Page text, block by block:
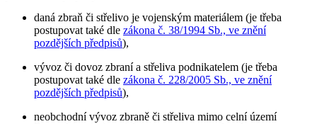
daná zbraň či střelivo je vojenským materiálem (je třeba
postupovat také dle zákona č. 38/1994 Sb., ve znění
pozdějších předpisů),
vývoz či dovoz zbraní a střeliva podnikatelem (je třeba
postupovat také dle zákona č. 228/2005 Sb., ve znění
pozdějších předpisů),
neobchodní vývoz zbraně či střeliva mimo celní území